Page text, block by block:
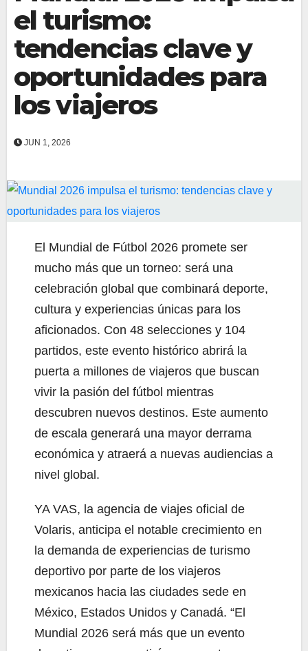
el turismo:
tendencias clave y
oportunidades para
los viajeros
JUN 1, 2026
El Mundial de Fútbol 2026 promete ser
mucho más que un torneo: será una
celebración global que combinará deporte,
cultura y experiencias únicas para los
aficionados. Con 48 selecciones y 104
partidos, este evento histórico abrirá la
puerta a millones de viajeros que buscan
vivir la pasión del fútbol mientras
descubren nuevos destinos. Este aumento
de escala generará una mayor derrama
económica y atraerá a nuevas audiencias a
nivel global.
YA VAS, la agencia de viajes oficial de
Volaris, anticipa el notable crecimiento en
la demanda de experiencias de turismo
deportivo por parte de los viajeros
mexicanos hacia las ciudades sede en
México, Estados Unidos y Canadá. “El
Mundial 2026 será más que un evento